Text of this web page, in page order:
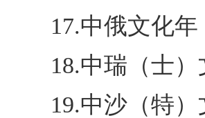
17.中俄文化年
18.中瑞（士
19.中沙（特